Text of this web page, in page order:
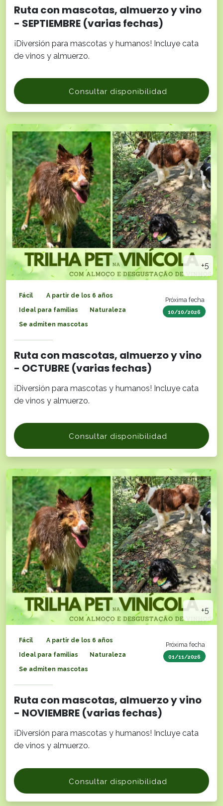
Ruta con mascotas, almuerzo y vino
- SEPTIEMBRE (varias fechas)
¡Diversión para mascotas y humanos! Incluye cata
de vinos y almuerzo.
Consultar disponibilidad
+5
Próxima fecha
10/10/2026
Fácil A partir de los 6 años
Ideal para familias Naturaleza
Se admiten mascotas
Ruta con mascotas, almuerzo y vino
- OCTUBRE (varias fechas)
¡Diversión para mascotas y humanos! Incluye cata
de vinos y almuerzo.
Consultar disponibilidad
+5
Próxima fecha
01/11/2026
Fácil A partir de los 6 años
Ideal para familias Naturaleza
Se admiten mascotas
Ruta con mascotas, almuerzo y vino
- NOVIEMBRE (varias fechas)
¡Diversión para mascotas y humanos! Incluye cata
de vinos y almuerzo.
Consultar disponibilidad